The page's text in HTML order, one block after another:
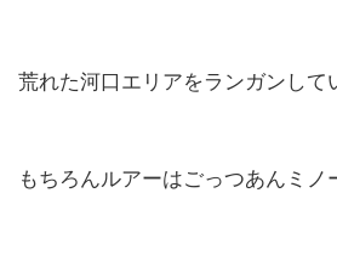
荒れた河口エリアをランガンして
もちろんルアーはごっつあんミノ